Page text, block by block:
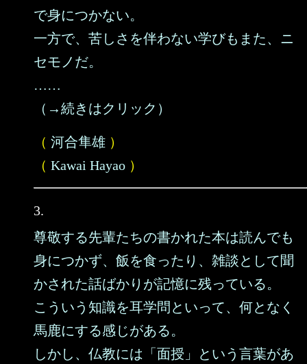
で身につかない。
一方で、苦しさを伴わない学びもまた、ニ
セモノだ。
……
（→続きはクリック）
（ 河合隼雄 ）
（ Kawai Hayao ）
3.
尊敬する先輩たちの書かれた本は読んでも
身につかず、飯を食ったり、雑談として聞
かされた話ばかりが記憶に残っている。
こういう知識を耳学問といって、何となく
馬鹿にする感じがある。
しかし、仏教には「面授」という言葉があ